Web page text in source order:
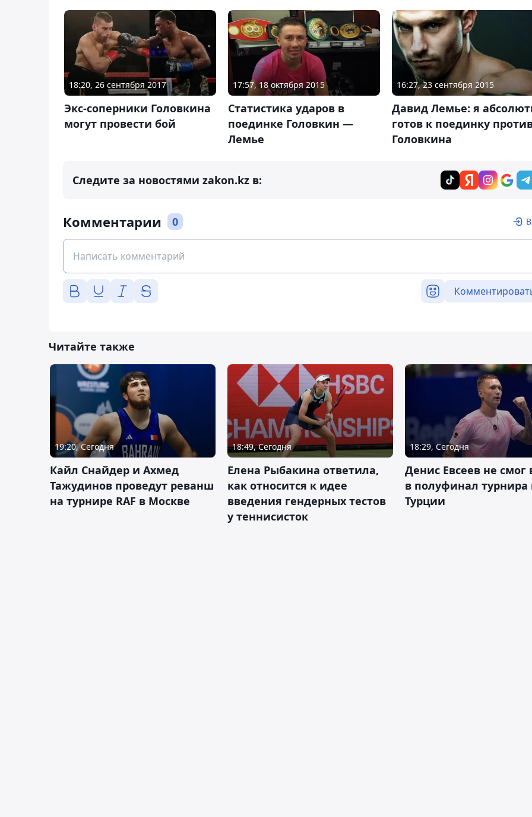
18:20, 26 сентября 2017
Экс-соперники Головкина
могут провести бой
17:57, 18 октября 2015
Статистика ударов в
поединке Головкин —
Лемье
16:27, 23 сентября 2015
Давид Лемье: я
готов к поединку
Головкина
Следите за новостями zakon.kz в:
Комментарии 0
Читайте также
19:20, Сегодня
Кайл Снайдер и Ахмед
Тажудинов проведут реванш
на турнире RAF в Москве
18:49, Сегодня
Елена Рыбакина ответила,
как относится к идее
введения гендерных тестов
у теннисисток
18:29, Сегодня
Денис Евсеев не
в полуфинал турнира
Турции